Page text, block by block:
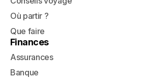
Où partir ?
Que faire
Finances
Assurances
Banque